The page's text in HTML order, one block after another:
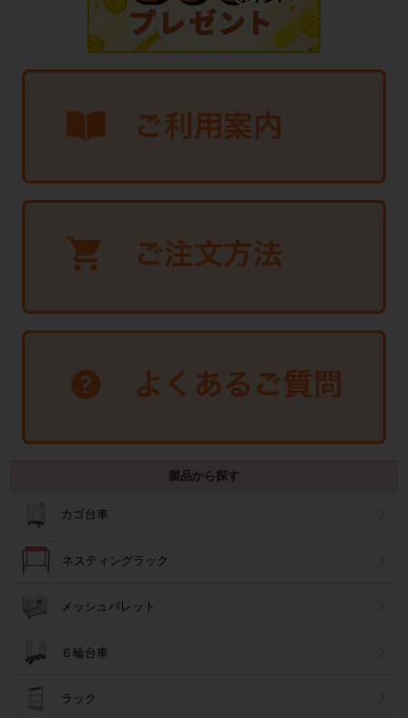
製品から探す
カゴ台車
ネスティングラック
メッシュパレット
６輪台車
ラック